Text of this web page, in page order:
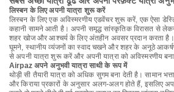
लिस्बन के लिए अपनी यात्रा शुरू करें
लिस्बन के लिए एक अविस्मरणीय एडवेंचर शुरू करें, एक ऐसा
कहानी सामने आती है। अपनी समृद्ध सांस्कृतिक विरासत से
शहर खोज और आश्चर्य के लिए अंतहीन अवसर प्रदान करता
घूमने, स्थानीय व्यंजनों का स्वाद चखने और शहर के अनूठे
से अपनी यात्रा शुरू करें और अपनी यात्रा को अविस्मरणीय
Airpaz अपने अनुभवी यात्रा साथी के रूप में
थोड़ी सी तैयारी यात्रा को अधिक सुगम बना देती है। सामान
और किराया प्रकारों के अनुसार अलग-अलग होते हैं, इसलिए